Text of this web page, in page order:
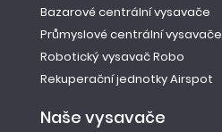
Bazarové centrální vysavače
Průmyslové centrální vysavače
Robotický vysavač Robo
Rekuperační jednotky Airspot
Naše vysavače